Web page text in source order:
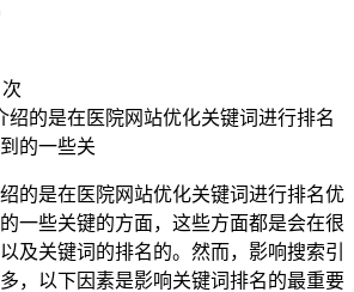
次
绍的是在医院网站优化关键词进行排名
的一些关
的是在医院网站优化关键词进行排名优
一些关键的方面，这些方面都是会在很
及关键词的排名的。然而，影响搜索引
，以下因素是影响关键词排名的最重要